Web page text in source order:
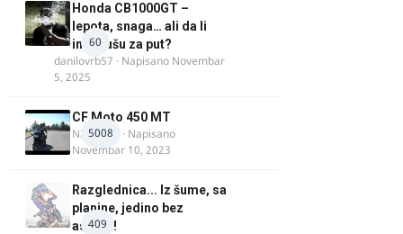
60
Honda CB1000GT –
lepota, snaga… ali da li
ima dušu za put?
danilovrb57 · Napisano Novembar
5, 2025
5008
CF Moto 450 MT
NIKOLA 1
· Napisano
Novembar 10, 2023
409
Razglednica... Iz šume, sa
planine, jedino bez
asfalta!